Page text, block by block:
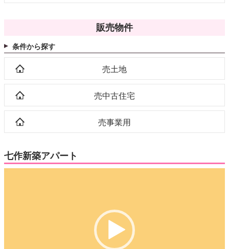
販売物件
条件から探す
売土地
売中古住宅
売事業用
七作新築アパート